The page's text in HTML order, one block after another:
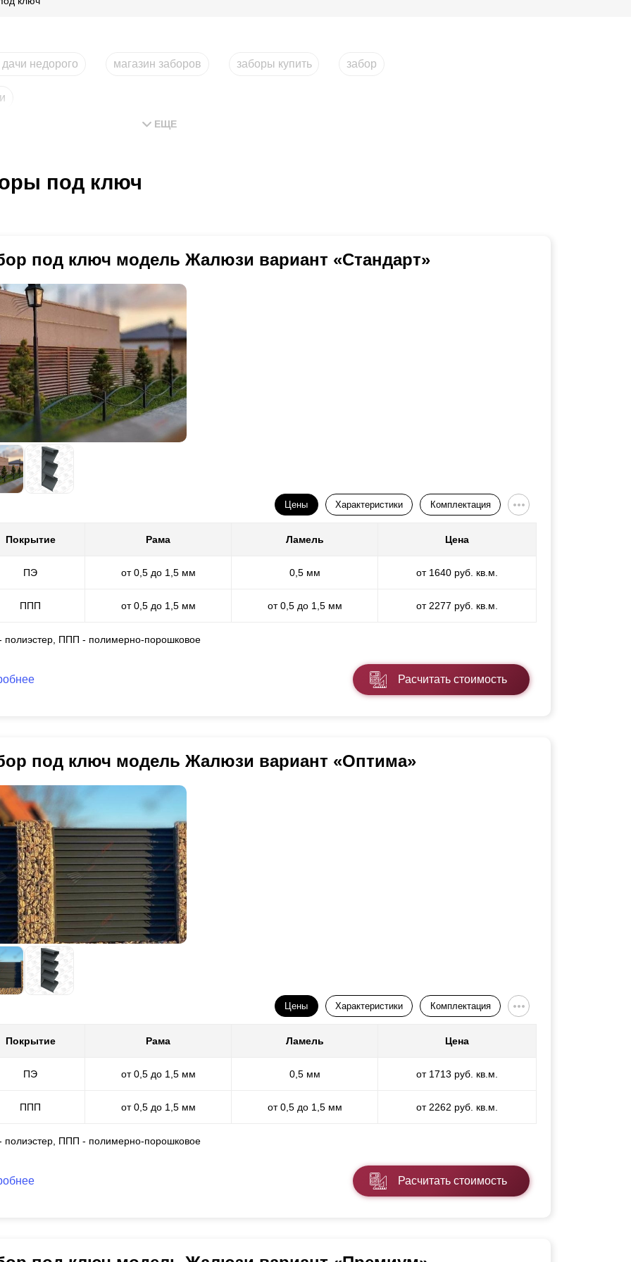
недорого магазин заборов заборы купить забор
ЕЩЕ
под ключ
под ключ модель Жалюзи вариант «Стандарт»
Цены Характеристики Комплектация
Покрытие Рама Ламель Цена
ПЭ от 0,5 до 1,5 мм 0,5 мм от 1640 руб. кв.м.
ППП от 0,5 до 1,5 мм от 0,5 до 1,5 мм от 2277 руб. кв.м.
полиэстер, ППП - полимерно-порошковое
Расчитать стоимость
под ключ модель Жалюзи вариант «Оптима»
Цены Характеристики Комплектация
Покрытие Рама Ламель Цена
ПЭ от 0,5 до 1,5 мм 0,5 мм от 1713 руб. кв.м.
ППП от 0,5 до 1,5 мм от 0,5 до 1,5 мм от 2262 руб. кв.м.
полиэстер, ППП - полимерно-порошковое
Расчитать стоимость